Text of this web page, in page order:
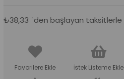
₺38,33 `den başlayan taksitlerle
Favorilere Ekle İstek Listeme Ekle